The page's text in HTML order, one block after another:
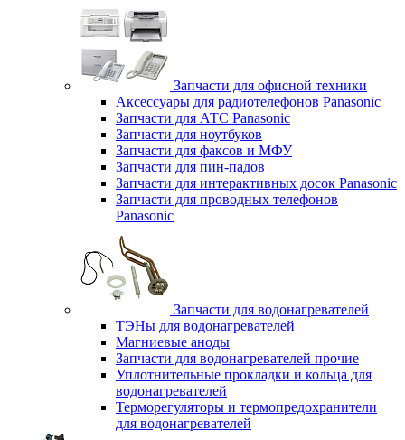
Запчасти для офисной техники
Аксессуары для радиотелефонов Panasonic
Запчасти для АТС Panasonic
Запчасти для ноутбуков
Запчасти для факсов и МФУ
Запчасти для пин-падов
Запчасти для интерактивных досок Panasonic
Запчасти для проводных телефонов
Panasonic
Запчасти для водонагревателей
ТЭНы для водонагревателей
Магниевые аноды
Запчасти для водонагревателей прочие
Уплотнительные прокладки и кольца для
водонагревателей
Терморегуляторы и термопредохранители
для водонагревателей